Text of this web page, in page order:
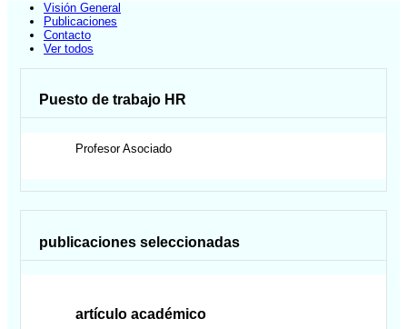
Visión General
Publicaciones
Contacto
Ver todos
Puesto de trabajo HR
Profesor Asociado
publicaciones seleccionadas
artículo académico